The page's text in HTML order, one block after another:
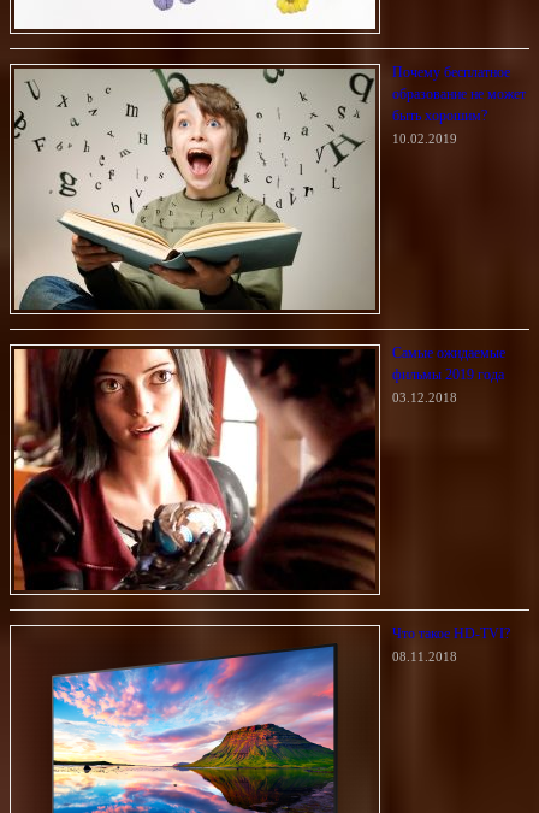
Почему бесплатное
образование не может
быть хорошим?
10.02.2019
Самые ожидаемые
фильмы 2019 года
03.12.2018
Что такое HD-TVI?
08.11.2018